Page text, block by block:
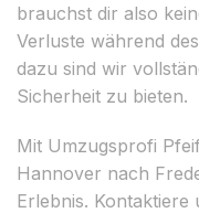
brauchst dir also
Verluste während
dazu sind wir
Sicherheit zu bieten.
Mit Umzugsprofi
Hannover nach
Erlebnis.